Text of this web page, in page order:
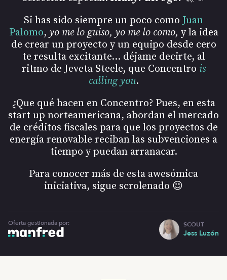
Si has sido siempre un poco comoJuan
Palomo, yo me lo guiso, yo me lo como, y la idea
de crear un proyecto y un equipo desde cero
te resulta excitante… déjame decirte, al
ritmo de Jeveta Steele, que Concentro is
calling you.
¿Que qué hacen en Concentro? Pues, en esta
start up norteamericana, abordan el mercado
de créditos fiscales para que los proyectos de
energía renovable reciban las subvenciones a
tiempo y puedan arranacar.
Para conocer más de esta awesómica
iniciativa, sigue scrolenado 😉
Oferta gestionada por: SCOUT
Jess Luzón